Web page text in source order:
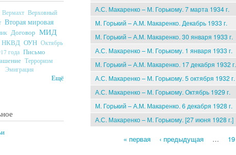
Вермахт Верховный
Вторая мировая
Договор МИД
НКВД ОУН Октябрь
года Письмо
Терроризм
Эмиграция
Ещё
А.С. Макаренко – М. Горькому. 7 марта 1934 г.
М. Горький – А.М. Макаренко. Декабрь 1933 г.
М. Горький – А.М. Макаренко. 30 января 1933 г.
А.С. Макаренко – М. Горькому. 1 января 1933 г.
М. Горький – А.М. Макаренко. 17 декабря 1932 г.
А.С. Макаренко – М. Горькому. 5 октября 1932 г.
А.С. Макаренко – М. Горькому. Октябрь 1929 г.
М. Горький – А.М. Макаренко. 6 декабря 1928 г.
А.С. Макаренко – М. Горькому. [27 июня 1928 г.]
« первая ‹ предыдущая … 19